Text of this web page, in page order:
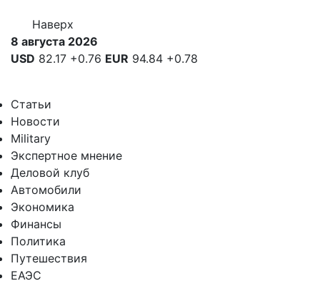
Наверх
8 августа 2026
USD 82.17 +0.76 EUR 94.84 +0.78
Статьи
Новости
Military
Экспертное мнение
Деловой клуб
Автомобили
Экономика
Финансы
Политика
Путешествия
ЕАЭС